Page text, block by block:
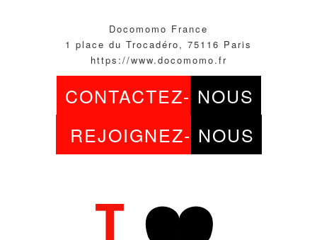
Docomomo France
1 place du Trocadéro, 75116 Paris
https://www.docomomo.fr
CONTACTEZ- NOUS
REJOIGNEZ- NOUS